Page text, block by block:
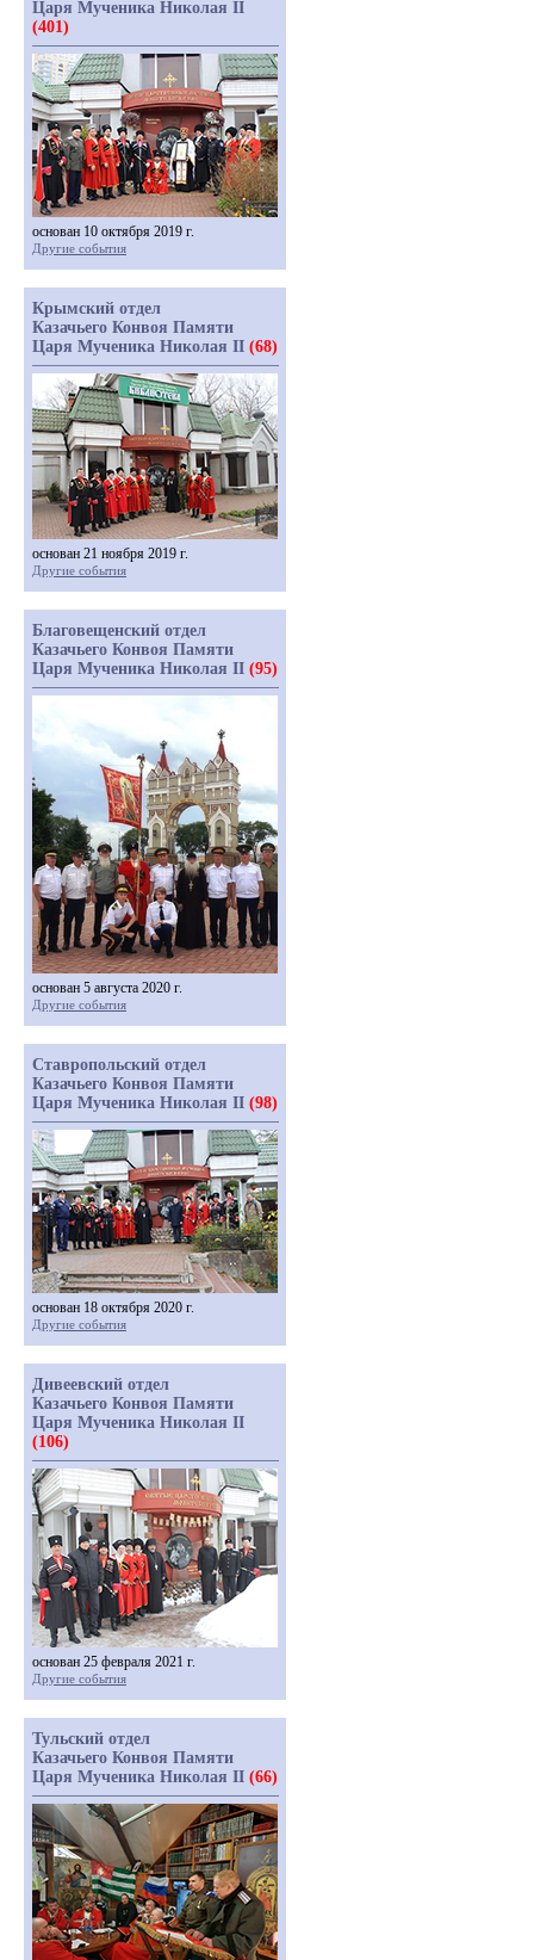
Царя Мученика Николая II
(401)
основан 10 октября 2019 г.
Другие события
Крымский отдел
Казачьего Конвоя Памяти
Царя Мученика Николая II (68)
основан 21 ноября 2019 г.
Другие события
Благовещенский отдел
Казачьего Конвоя Памяти
Царя Мученика Николая II (95)
основан 5 августа 2020 г.
Другие события
Ставропольский отдел
Казачьего Конвоя Памяти
Царя Мученика Николая II (98)
основан 18 октября 2020 г.
Другие события
Дивеевский отдел
Казачьего Конвоя Памяти
Царя Мученика Николая II
(106)
основан 25 февраля 2021 г.
Другие события
Тульский отдел
Казачьего Конвоя Памяти
Царя Мученика Николая II (66)